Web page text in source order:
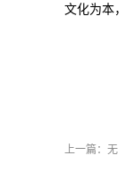
文化为本
上一篇：无